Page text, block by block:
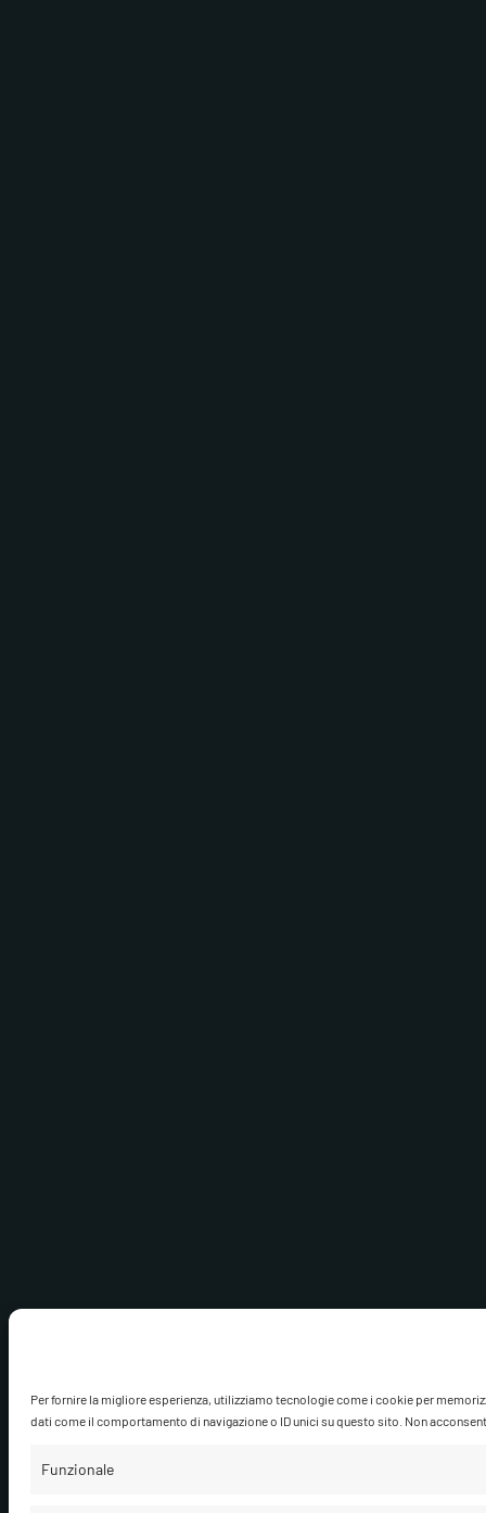
Per fornire la migliore esperienza, utilizziamo tecnologie come i cookie per
dati come il comportamento di navigazione o ID unici su questo sito. Non
Funzionale